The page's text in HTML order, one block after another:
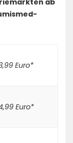
ab
Euro*
Euro*